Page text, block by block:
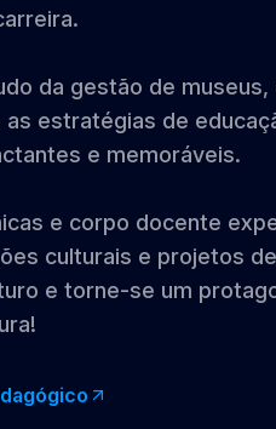
da gestão de
estratégias de
e memoráveis.
e corpo docente
culturais e projetos
e torne-se um